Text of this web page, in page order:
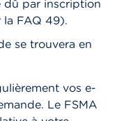
dû par inscription
FAQ 49).
se trouvera en
vos e-
Le FSMA